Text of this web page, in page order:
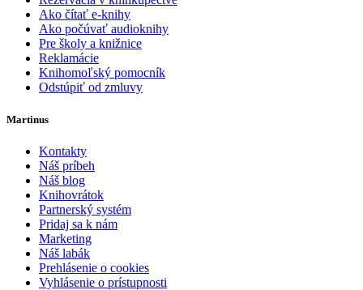
Ako čítať e-knihy
Ako počúvať audioknihy
Pre školy a knižnice
Reklamácie
Knihomoľský pomocník
Odstúpiť od zmluvy
Martinus
Kontakty
Náš príbeh
Náš blog
Knihovrátok
Partnerský systém
Pridaj sa k nám
Marketing
Náš labák
Prehlásenie o cookies
Vyhlásenie o prístupnosti